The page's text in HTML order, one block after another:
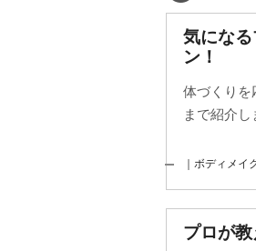
気にな
ン！
体づくりを
まで紹介し
｜ボディメイ
プロが